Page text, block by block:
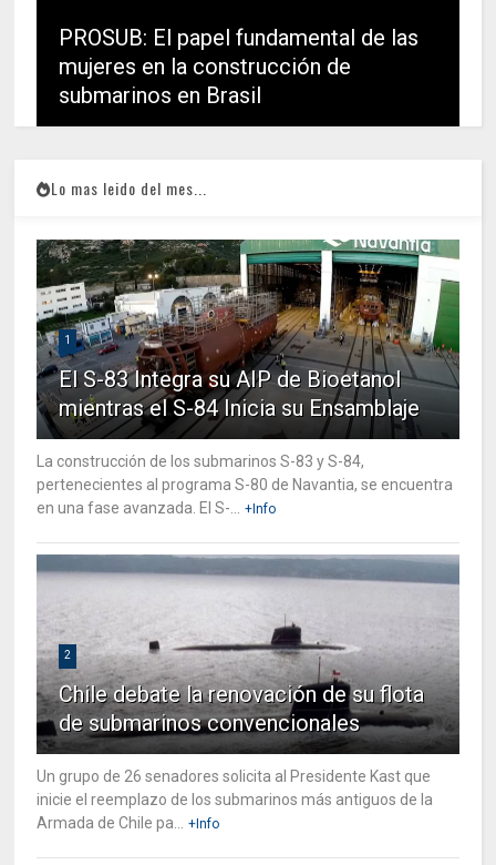
PROSUB: El papel fundamental de las
mujeres en la construcción de
submarinos en Brasil
Lo mas leido del mes...
1
El S-83 Integra su AIP de Bioetanol
mientras el S-84 Inicia su Ensamblaje
La construcción de los submarinos S-83 y S-84,
pertenecientes al programa S-80 de Navantia, se encuentra
en una fase avanzada. El S-...
+Info
2
Chile debate la renovación de su flota
de submarinos convencionales
Un grupo de 26 senadores solicita al Presidente Kast que
inicie el reemplazo de los submarinos más antiguos de la
Armada de Chile pa...
+Info